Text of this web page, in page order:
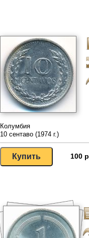
Колумбия
10 сентаво (1974 г.)
100